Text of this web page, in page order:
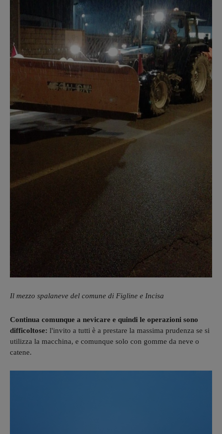
Il mezzo spalaneve del comune di Figline e Incisa
Continua comunque a nevicare e quindi le operazioni sono
difficoltose: l'invito a tutti è a prestare la massima prudenza se si
utilizza la macchina, e comunque solo con gomme da neve o
catene.